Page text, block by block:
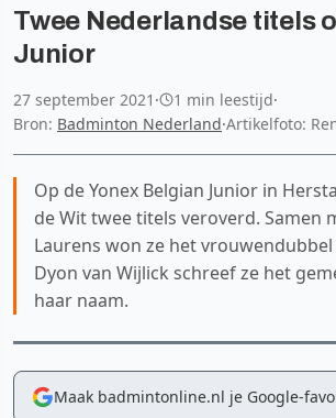
Twee Nederlandse titels
Junior
27 september 2021 · 1 min leestijd·
Bron: Badminton Nederland·Artikelfoto:
Op de Yonex Belgian Junior in
de Wit twee titels veroverd. Samen
Laurens won ze het
Dyon van Wijlick schreef ze het
haar naam.
Maak badmintonline.nl je Google-